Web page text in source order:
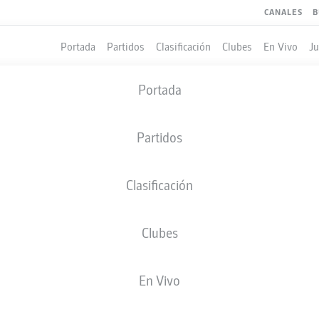
CANALES
Portada Partidos Clasificación Clubes En Vivo
Portada
Partidos
Clasificación
Clubes
En Vivo